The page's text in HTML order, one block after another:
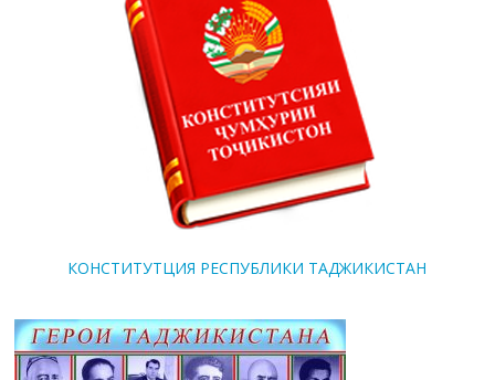
КОНСТИТУТЦИЯ РЕСПУБЛИКИ ТАДЖИКИСТАН